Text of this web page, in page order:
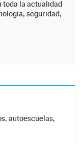
toda la actualidad
seguridad,
autoescuelas,